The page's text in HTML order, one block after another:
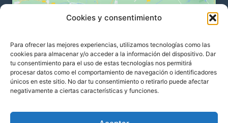
Cookies y consentimiento
Para ofrecer las mejores experiencias, utilizamos tecnologías como las
cookies para almacenar y/o acceder a la información del dispositivo. Dar
tu consentimiento para el uso de estas tecnologías nos permitirá
procesar datos como el comportamiento de navegación o identificadores
únicos en este sitio. No dar tu consentimiento o retirarlo puede afectar
negativamente a ciertas características y funciones.
Haz clic para aceptar cookies de